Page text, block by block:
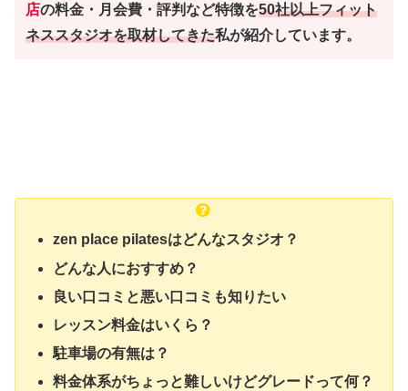
店の料金・月会費・評判など特徴を50社以上フィット
ネススタジオを取材してきた私が紹介しています。
zen place pilatesはどんなスタジオ？
どんな人におすすめ？
良い口コミと悪い口コミも知りたい
レッスン料金はいくら？
駐車場の有無は？
料金体系がちょっと難しいけどグレードって何？